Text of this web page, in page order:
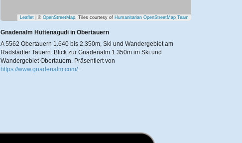
Leaflet| © OpenStreetMap, Tiles courtesy of Humanitarian OpenStreetMap Team
Gnadenalm Hüttenagudi in Obertauern
A 5562 Obertauern 1.640 bis 2.350m, Ski und Wandergebiet am
Radstädter Tauern. Blick zur Gnadenalm 1.350m im Ski und
Wandergebiet Obertauern. Präsentiert von
https://www.gnadenalm.com/.